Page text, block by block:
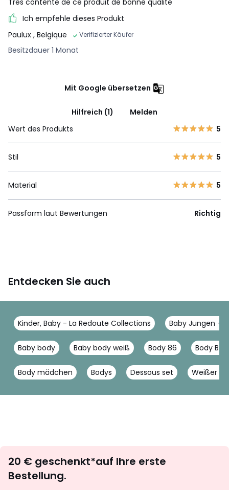
Ich empfehle dieses Produkt
Paulux , Belgique Verifizierter Käufer
Besitzdauer 1 Monat
Mit Google übersetzen
Hilfreich (1)
Melden
Wert des Produkts
5
Stil 5
Material 5
Passform laut Bewertungen Richtig
Entdecken Sie auch
Kinder, Baby - La Redoute Collections Baby Jungen -
Baby body Baby body weiß Body 86 Body
Body mädchen Bodys Dessous set Weißer
abonnieren
20 € geschenkt*auf Ihre erste
Bestellung.